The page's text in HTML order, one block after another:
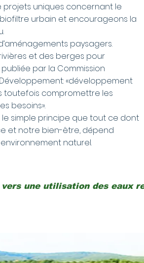
projets uniques concernant le
urbain et encourageons la
paysagers.
et des berges pour
par la Commission
«développement
toutefois compromettre les
besoins».
simple principe que tout ce dont
et notre bien-être, dépend
naturel.
vers une utilisation des eaux